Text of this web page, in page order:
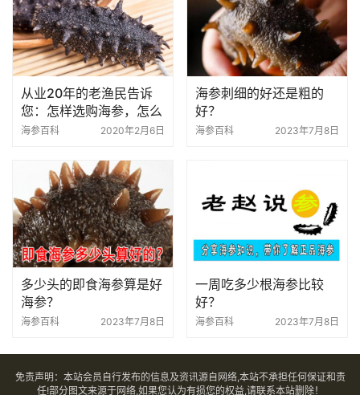
从业20年的老渔民告诉
您：怎样选购海参，怎么
买到好海参
海参百科 2020年2月6日
海参刺细的好还是粗的
好？
海参百科 2023年7月8日
多少头的即食海参算是好
海参？
海参百科 2023年7月8日
一周吃多少根海参比较
好？
海参百科 2023年7月8日
免责声明：本站会员自行发布的信息及资讯源自网络,本站不承担任何保证和责
任!部分图文来源于网络,如果您认为有损您的权益,请联系本站删除！